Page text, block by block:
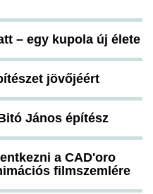
– egy kupola új élete
jövőjéért
János építész
a CAD'oro
filmszemlére